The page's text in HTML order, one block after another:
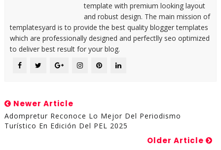
template with premium looking layout
and robust design. The main mission of
templatesyard is to provide the best quality blogger templates
which are professionally designed and perfectlly seo optimized
to deliver best result for your blog.
Newer Article
Adompretur Reconoce Lo Mejor Del Periodismo
Turístico En Edición Del PEL 2025
Older Article